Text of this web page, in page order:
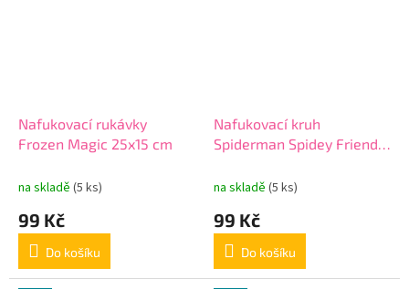
Nafukovací rukávky
Frozen Magic 25x15 cm
na skladě (5 ks)
99 Kč
Do košíku
Nafukovací kruh
Spiderman Spidey Friends
na skladě (5 ks)
99 Kč
Do košíku